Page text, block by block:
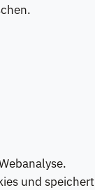
und speichert